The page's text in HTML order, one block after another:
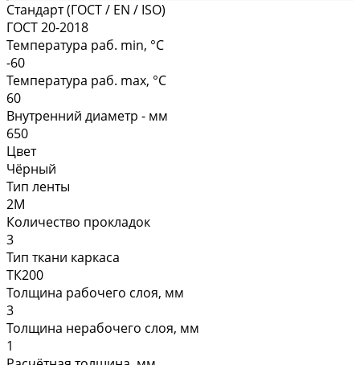
Стандарт (ГОСТ / EN / ISO)
ГОСТ 20-2018
Температура раб. min, °C
-60
Температура раб. max, °C
60
Внутренний диаметр - мм
650
Цвет
Чёрный
Тип ленты
2М
Количество прокладок
3
Тип ткани каркаса
ТК200
Толщина рабочего слоя, мм
3
Толщина нерабочего слоя, мм
1